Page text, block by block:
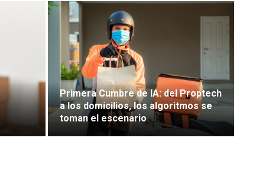
Primera Cumbre de IA: del Proptech
a los domicilios, los algoritmos se
toman el escenario